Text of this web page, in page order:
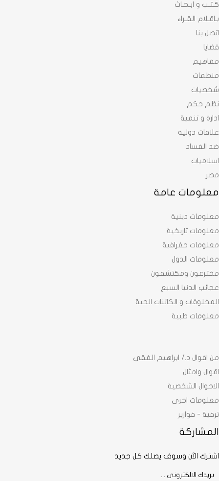
كـتـب و ابـحـاث
بـاقـلام القـراء
اتصل بنا
قضايا
مفاهيم
منظمات
شخصيات
نظم حكم
ادارة و تنمية
علاقات دولية
ضد الفساد
اسلاميات
مصر
معلومات عامة
معلومات دينية
معلومات تاريخية
معلومات جغرافية
معلومات الدول
مخترعون ومكتشفون
عجائب الدنيا السبع
المخلوقات و الكائنات الحية
معلومات طبية
من اقوال د./ ابراهيم الفقى
اقوال وامثال
الاحوال الشخصية
معلومات اخرى
ترفية - فوازير
المشاركة
اشترك الآن وسوف يصلك كل جديد